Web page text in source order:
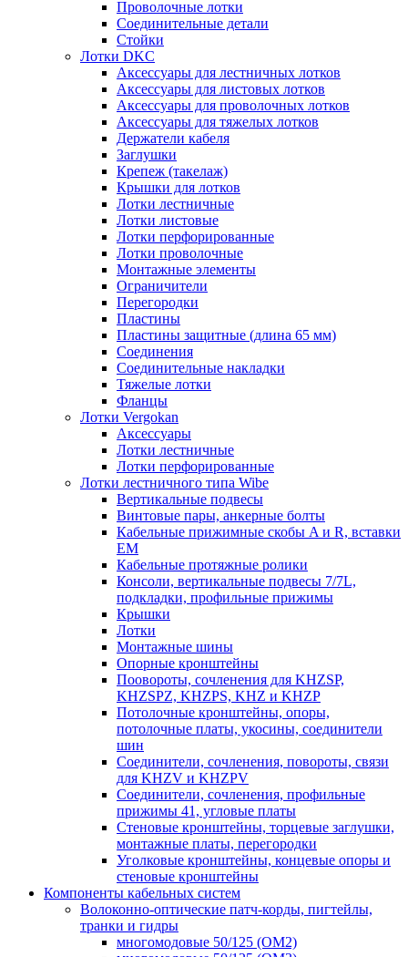
Проволочные лотки
Соединительные детали
Стойки
Лотки DKC
Аксессуары для лестничных лотков
Аксессуары для листовых лотков
Аксессуары для проволочных лотков
Аксессуары для тяжелых лотков
Держатели кабеля
Заглушки
Крепеж (такелаж)
Крышки для лотков
Лотки лестничные
Лотки листовые
Лотки перфорированные
Лотки проволочные
Монтажные элементы
Ограничители
Перегородки
Пластины
Пластины защитные (длина 65 мм)
Соединения
Соединительные накладки
Тяжелые лотки
Фланцы
Лотки Vergokan
Аксессуары
Лотки лестничные
Лотки перфорированные
Лотки лестничного типа Wibe
Вертикальные подвесы
Винтовые пары, анкерные болты
Кабельные прижимные скобы A и R, вставки
EM
Кабельные протяжные ролики
Консоли, вертикальные подвесы 7/7L,
подкладки, профильные прижимы
Крышки
Лотки
Монтажные шины
Опорные кронштейны
Поовороты, сочленения для KHZSP,
KHZSPZ, KHZPS, KHZ и KHZP
Потолочные кронштейны, опоры,
потолочные платы, укосины, соединители
шин
Соединители, сочленения, повороты, связи
для KHZV и KHZPV
Соединители, сочленения, профильные
прижимы 41, угловые платы
Стеновые кронштейны, торцевые заглушки,
монтажные платы, перегородки
Уголковые кронштейны, концевые опоры и
стеновые кронштейны
Компоненты кабельных систем
Волоконно-оптические патч-корды, пигтейлы,
транки и гидры
многомодовые 50/125 (OM2)